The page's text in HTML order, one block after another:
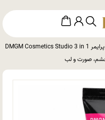
/ پرایمر DMGM Cosmetics Studio 3 in 1